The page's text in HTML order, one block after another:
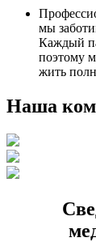
мы
Каждый
поэтому
жить
Наша